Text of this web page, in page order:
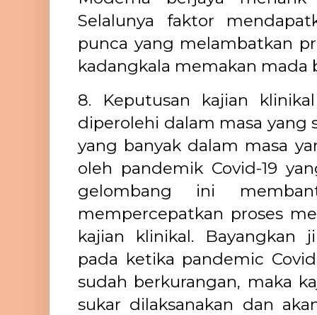
Selalunya faktor
punca yang melambatkan
kadangkala memakan mada
8. Keputusan kajian
diperolehi dalam masa yang
yang banyak dalam masa
oleh pandemik Covid-19
gelombang ini
mempercepatkan proses
kajian klinikal. Bayangkan
pada ketika pandemic
sudah berkurangan, maka
sukar dilaksanakan dan